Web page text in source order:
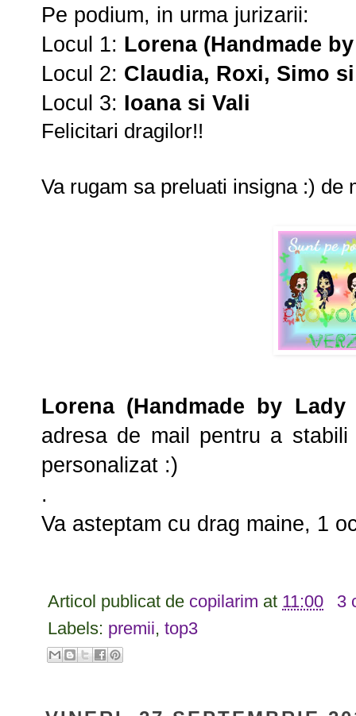
Pe podium, in urma jurizarii:
Locul 1: Lorena (Handmade
Locul 2: Claudia, Roxi, Simo
Locul 3: Ioana si Vali
Felicitari dragilor!!
Va rugam sa preluati insigna :) de
Lorena (Handmade by Lady
adresa de mail pentru a
personalizat :)
.
Va asteptam cu drag maine, 1
Articol publicat de copilarim at 11:00
3
Labels: premii, top3